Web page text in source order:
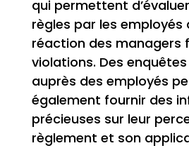
qui permettent
règles par les employés
réaction des managers
violations. Des
auprès des employés
également fournir des
précieuses sur leur
règlement et son